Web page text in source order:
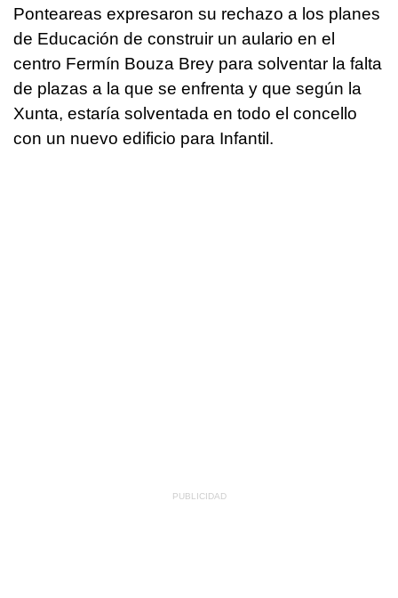
Ponteareas expresaron su rechazo a los planes
de Educación de construir un aulario en el
centro Fermín Bouza Brey para solventar la falta
de plazas a la que se enfrenta y que según la
Xunta, estaría solventada en todo el concello
con un nuevo edificio para Infantil.